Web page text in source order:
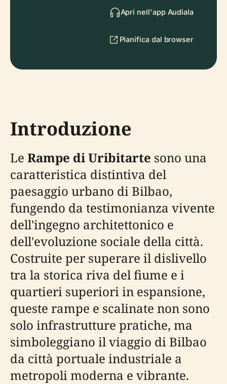
Apri nell'app Audiala
Pianifica dal browser
Introduzione
Le Rampe di Uribitarte sono una
caratteristica distintiva del
paesaggio urbano di Bilbao,
fungendo da testimonianza vivente
dell'ingegno architettonico e
dell'evoluzione sociale della città.
Costruite per superare il dislivello
tra la storica riva del fiume e i
quartieri superiori in espansione,
queste rampe e scalinate non sono
solo infrastrutture pratiche, ma
simboleggiano il viaggio di Bilbao
da città portuale industriale a
metropoli moderna e vibrante.